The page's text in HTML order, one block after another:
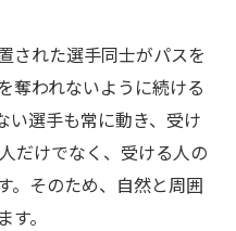
された選手同士がパスを
奪われないように続ける
い選手も常に動き、受け
だけでなく、受ける人の
。そのため、自然と周囲
。